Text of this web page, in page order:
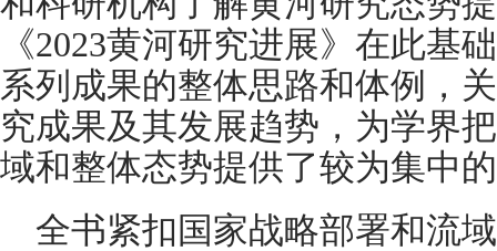
《2023黄河研究进展》在此基
系列成果的整体思路和体例，
究成果及其发展趋势，为学界
域和整体态势提供了较为集中
全书紧扣国家战略部署和流